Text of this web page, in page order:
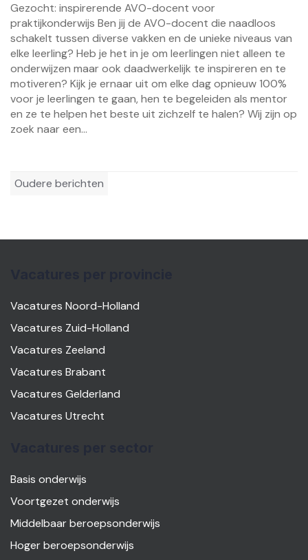
Gezocht: inspirerende AVO-docent voor
praktijkonderwijs Ben jij de AVO-docent die naadloos
schakelt tussen diverse vakken en de unieke niveaus van
elke leerling? Heb je het in je om leerlingen niet alleen te
onderwijzen maar ook daadwerkelijk te inspireren en te
motiveren? Kijk je ernaar uit om elke dag opnieuw 100%
voor je leerlingen te gaan, hen te begeleiden als mentor
en ze te helpen het beste uit zichzelf te halen? Wij zijn op
zoek naar een...
Berichtennavigatie
Oudere berichten
Vacatures Noord-Holland
Vacatures Zuid-Holland
Vacatures Zeeland
Vacatures Brabant
Vacatures Gelderland
Vacatures Utrecht
Basis onderwijs
Voortgezet onderwijs
Middelbaar beroepsonderwijs
Hoger beroepsonderwijs